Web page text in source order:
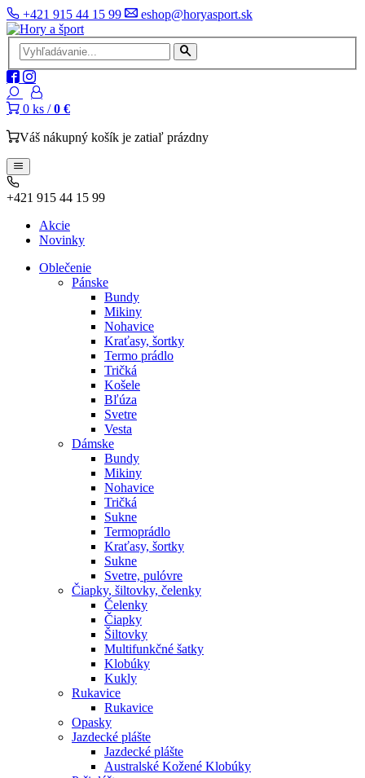
+421 915 44 15 99 eshop@horyasport.sk
0 ks / 0 €
Váš nákupný košík je zatiaľ prázdny
+421 915 44 15 99
Akcie
Novinky
Oblečenie
Pánske
Bundy
Mikiny
Nohavice
Kraťasy, šortky
Termo prádlo
Tričká
Košele
Bľúza
Svetre
Vesta
Dámske
Bundy
Mikiny
Nohavice
Tričká
Sukne
Termoprádlo
Kraťasy, šortky
Sukne
Svetre, pulóvre
Čiapky, šiltovky, čelenky
Čelenky
Čiapky
Šiltovky
Multifunkčné šatky
Klobúky
Kukly
Rukavice
Rukavice
Opasky
Jazdecké plášte
Jazdecké plášte
Australské Kožené Klobúky